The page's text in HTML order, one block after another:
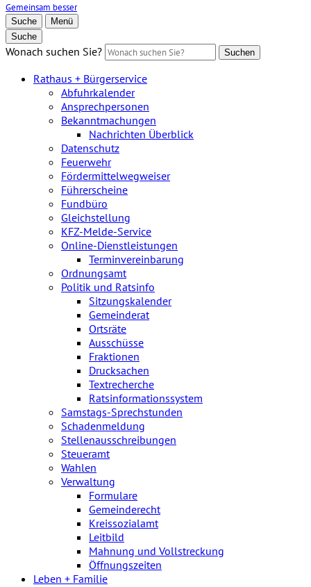
Gemeinsam besser
Suche
Menü
Suche
Wonach suchen Sie? Suchen
Rathaus + Bürgerservice
Abfuhrkalender
Ansprechpersonen
Bekanntmachungen
Nachrichten Überblick
Datenschutz
Feuerwehr
Fördermittelwegweiser
Führerscheine
Fundbüro
Gleichstellung
KFZ-Melde-Service
Online-Dienstleistungen
Terminvereinbarung
Ordnungsamt
Politik und Ratsinfo
Sitzungskalender
Gemeinderat
Ortsräte
Ausschüsse
Fraktionen
Drucksachen
Textrecherche
Ratsinformationssystem
Samstags-Sprechstunden
Schadenmeldung
Stellenausschreibungen
Steueramt
Wahlen
Verwaltung
Formulare
Gemeinderecht
Kreissozialamt
Leitbild
Mahnung und Vollstreckung
Öffnungszeiten
Leben + Familie